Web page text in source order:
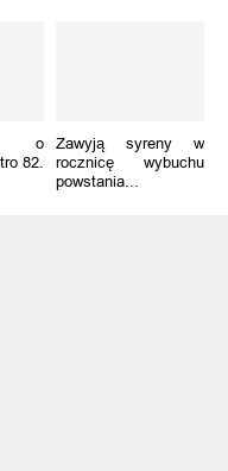
o
82.
Zawyją syreny w
rocznicę wybuchu
powstania...